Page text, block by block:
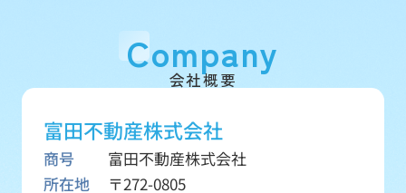
Company
会社概要
富田不動産株式会社
商号
富田不動産株式会社
所在地
〒272-0805